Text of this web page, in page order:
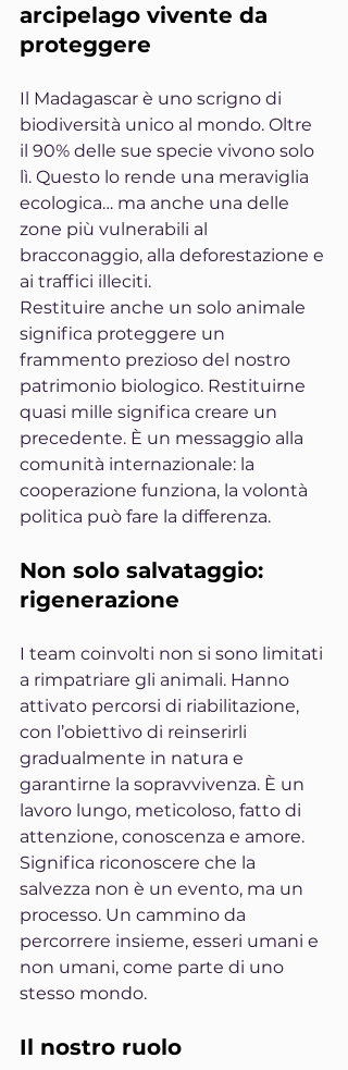
arcipelago vivente da
proteggere
Il Madagascar è uno scrigno di
biodiversità unico al mondo. Oltre
il 90% delle sue specie vivono solo
lì. Questo lo rende una meraviglia
ecologica… ma anche una delle
zone più vulnerabili al
bracconaggio, alla deforestazione e
ai traffici illeciti.
Restituire anche un solo animale
significa proteggere un
frammento prezioso del nostro
patrimonio biologico. Restituirne
quasi mille significa creare un
precedente. È un messaggio alla
comunità internazionale: la
cooperazione funziona, la volontà
politica può fare la differenza.
Non solo salvataggio:
rigenerazione
I team coinvolti non si sono limitati
a rimpatriare gli animali. Hanno
attivato percorsi di riabilitazione,
con l’obiettivo di reinserirli
gradualmente in natura e
garantirne la sopravvivenza. È un
lavoro lungo, meticoloso, fatto di
attenzione, conoscenza e amore.
Significa riconoscere che la
salvezza non è un evento, ma un
processo. Un cammino da
percorrere insieme, esseri umani e
non umani, come parte di uno
stesso mondo.
Il nostro ruolo